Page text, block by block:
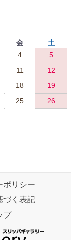
金
土
4
5
11
12
18
19
25
26
ポリシー
づく表記
プ